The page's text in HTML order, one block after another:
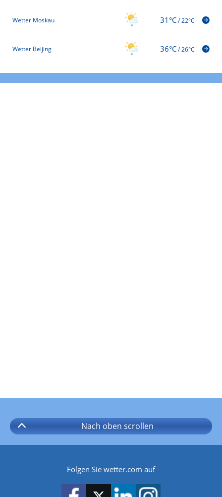
Wetter Moskau 31°C/22°C
Wetter Beijing 36°C/26°C
Nach oben scrollen
Folgen Sie wetter.com auf